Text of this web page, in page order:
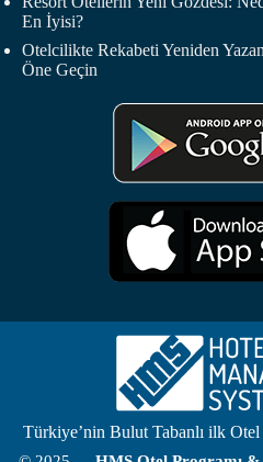
En İyisi?
Otelcilikte Rekabeti Yeniden
Öne Geçin
Türkiye’nin Bulut Tabanlı ilk